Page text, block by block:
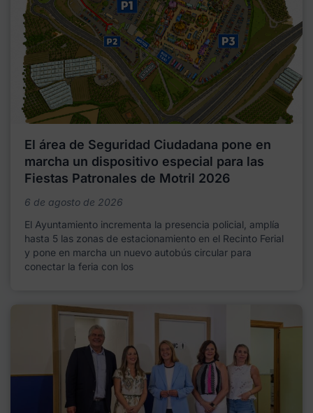
El área de Seguridad Ciudadana pone en
marcha un dispositivo especial para las
Fiestas Patronales de Motril 2026
6 de agosto de 2026
El Ayuntamiento incrementa la presencia policial, amplía
hasta 5 las zonas de estacionamiento en el Recinto Ferial
y pone en marcha un nuevo autobús circular para
conectar la feria con los